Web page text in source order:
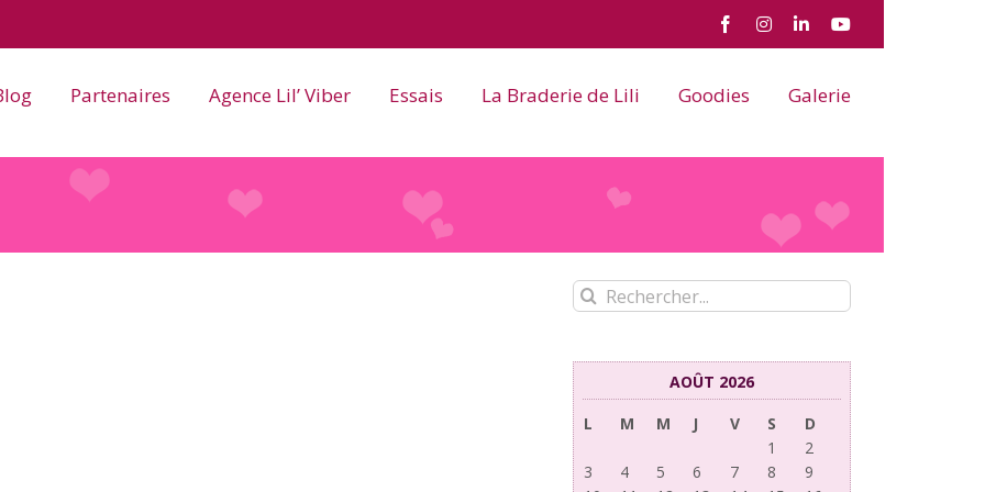
FacebookInstagram
LinkedInYouTube
Partenaires Agence Lil’ Viber Essais La Braderie de Lili Goodies Galerie
Rechercher:
AOÛT 2026
L
M M J V S
D
1
2
3
4 5 6 7 8
9